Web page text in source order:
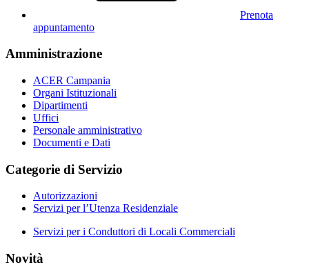
Prenota
appuntamento
Amministrazione
ACER Campania
Organi Istituzionali
Dipartimenti
Uffici
Personale amministrativo
Documenti e Dati
Categorie di Servizio
Autorizzazioni
Servizi per l’Utenza Residenziale
Servizi per i Conduttori di Locali Commerciali
Novità